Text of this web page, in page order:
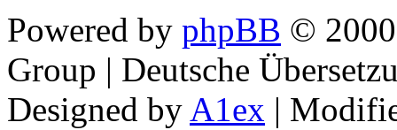
Powered by phpBB ©
Group | Deutsche
Designed by A1ex |